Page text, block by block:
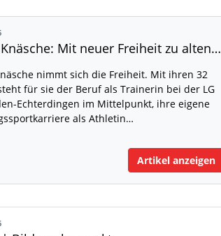
Anjuli Knäsche: Mit neuer Freiheit zu alten Höhen
nimmt sich die Freiheit. Mit ihren 32
für sie der Beruf als Trainerin bei der LG
Echterdingen im Mittelpunkt, ihre eigene
als Athletin…
Artikel anzeigen